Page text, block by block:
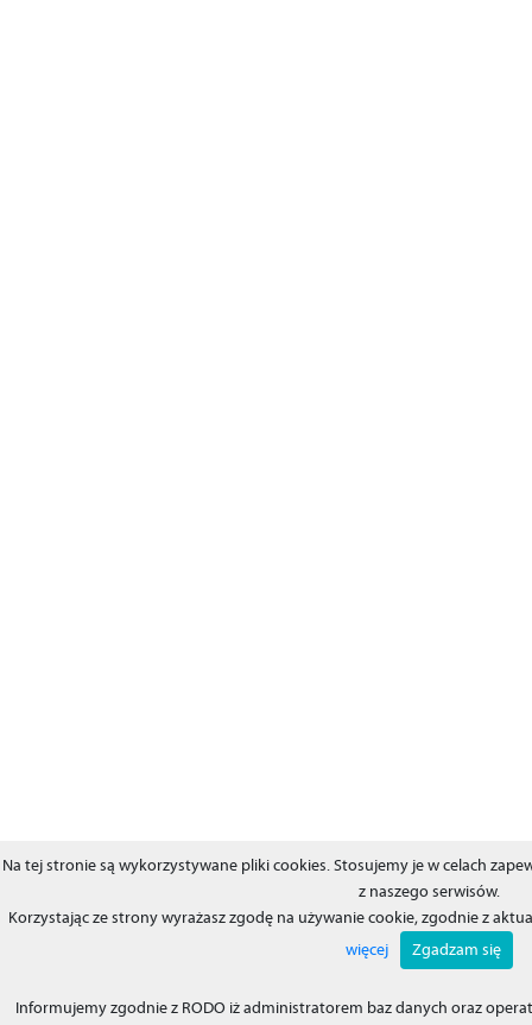
Na tej stronie są wykorzystywane pliki cookies. Stosujemy je w celach
z naszego serwisów.
Korzystając ze strony wyrażasz zgodę na używanie cookie, zgodnie z
więcej
Zgadzam się
Informujemy zgodnie z RODO iż administratorem baz danych oraz